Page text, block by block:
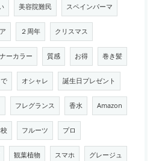
美容院難民 スペインパーマ
２周年 クリスマス
ーカラー 質感 お得 巻き髪
オシャレ 誕生日プレゼント
フレグランス 香水 Amazon
フルーツ プロ
観葉植物 スマホ グレージュ